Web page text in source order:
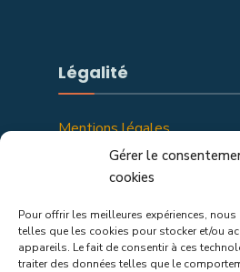
Gérer le
cookies
Pour offrir les meilleures expériences,
telles que les cookies pour stocker et/ou
appareils. Le fait de consentir à ces
traiter des données telles que le
Légalité
Mentions légales
Politique de confidentialité